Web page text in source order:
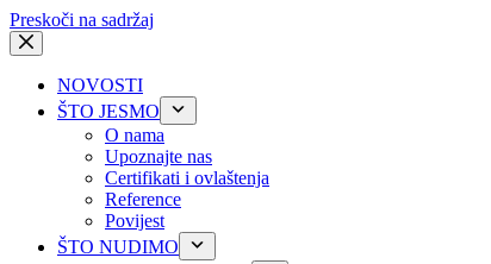
Preskoči na sadržaj
NOVOSTI
ŠTO JESMO
O nama
Upoznajte nas
Certifikati i ovlaštenja
Reference
Povijest
ŠTO NUDIMO